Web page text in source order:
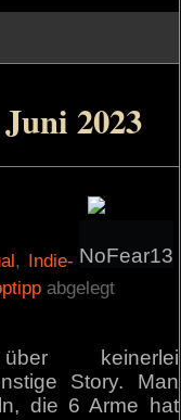
2023
NoFear13
, Indie-
abgelegt
keinerlei
Story. Man
die 6 Arme hat